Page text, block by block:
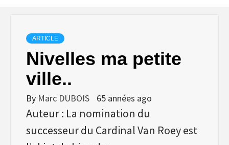
ARTICLE
Nivelles ma petite
ville..
By Marc DUBOIS 65 années ago
Auteur : La nomination du
successeur du Cardinal Van Roey est